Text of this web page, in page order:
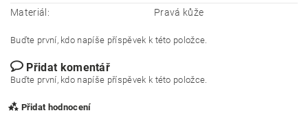
Materiál:
Pravá kůže
Buďte první, kdo napíše příspěvek k této položce.
Přidat komentář
Buďte první, kdo napíše příspěvek k této položce.
Přidat hodnocení